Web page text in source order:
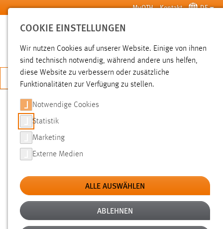
Zum Hauptinhalt springen MyOTH Kontakt DE
SUCHE
JETZT BEWERBEN
SUCHE
FILTER
Typ
Erstellungsdatum
COOKIE EINSTELLUNGEN
Wir nutzen Cookies auf unserer Website. Einige von ihnen
sind technisch notwendig, während andere uns helfen,
diese Website zu verbessern oder zusätzliche
Funktionalitäten zur Verfügung zu stellen.
Notwendige Cookies
Statistik
Marketing
Externe Medien
ALLE AUSWÄHLEN
ABLEHNEN